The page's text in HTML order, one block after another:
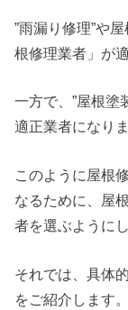
”雨漏り修理”や
根修理業者」が
一方で、”屋根塗
適正業者になりま
このように屋根
なるために、屋
者を選ぶように
それでは、具体
をご紹介します。